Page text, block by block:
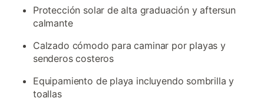
Protección solar de alta graduación y aftersun
calmante
Calzado cómodo para caminar por playas y
senderos costeros
Equipamiento de playa incluyendo sombrilla y
toallas